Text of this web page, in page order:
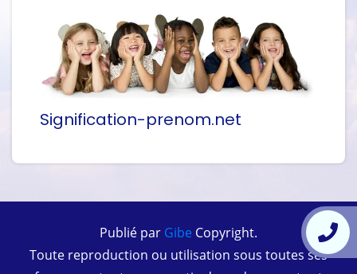
Signification-prenom.net
Publié par Gibe Copyright.
Toute reproduction ou utilisation sous toutes ses